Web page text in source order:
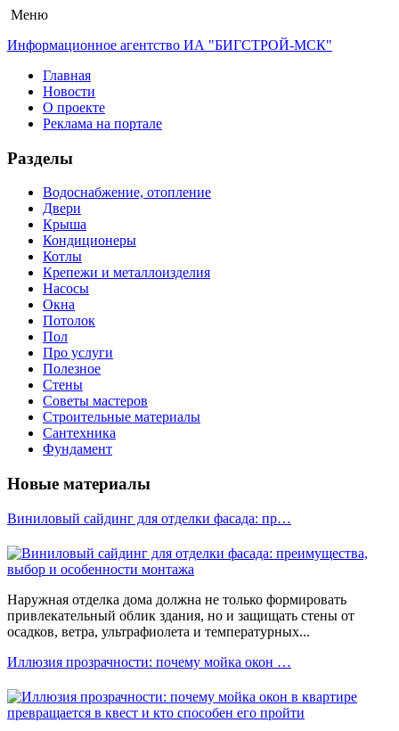
Меню
Информационное агентство ИА "БИГСТРОЙ-МСК"
Главная
Новости
О проекте
Реклама на портале
Разделы
Водоснабжение, отопление
Двери
Крыша
Кондиционеры
Котлы
Крепежи и металлоизделия
Насосы
Окна
Потолок
Пол
Про услуги
Полезное
Стены
Советы мастеров
Строительные материалы
Сантехника
Фундамент
Новые материалы
Виниловый сайдинг для отделки фасада: пр…
Наружная отделка дома должна не только формировать
привлекательный облик здания, но и защищать стены от
осадков, ветра, ультрафиолета и температурных...
Иллюзия прозрачности: почему мойка окон …